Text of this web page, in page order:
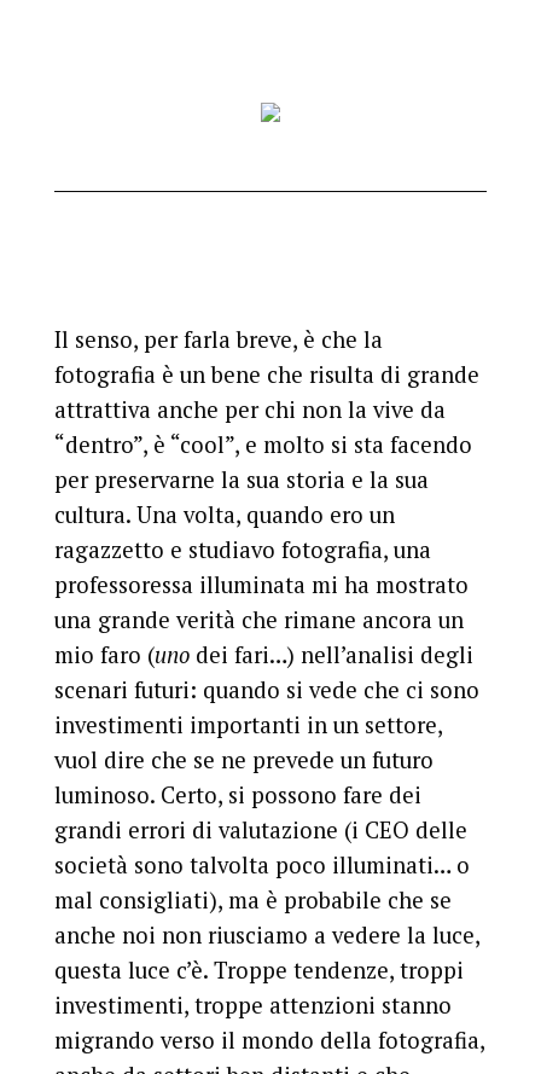
Il senso, per farla breve, è che la
fotografia è un bene che risulta di grande
attrattiva anche per chi non la vive da
“dentro”, è “cool”, e molto si sta facendo
per preservarne la sua storia e la sua
cultura. Una volta, quando ero un
ragazzetto e studiavo fotografia, una
professoressa illuminata mi ha mostrato
una grande verità che rimane ancora un
mio faro (unodei fari…) nell’analisi degli
scenari futuri: quando si vede che ci sono
investimenti importanti in un settore,
vuol dire che se ne prevede un futuro
luminoso. Certo, si possono fare dei
grandi errori di valutazione (i CEO delle
società sono talvolta poco illuminati… o
mal consigliati), ma è probabile che se
anche noi non riusciamo a vedere la luce,
questa luce c’è. Troppe tendenze, troppi
investimenti, troppe attenzioni stanno
migrando verso il mondo della fotografia,